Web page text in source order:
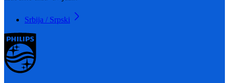
Srbija / Srpski